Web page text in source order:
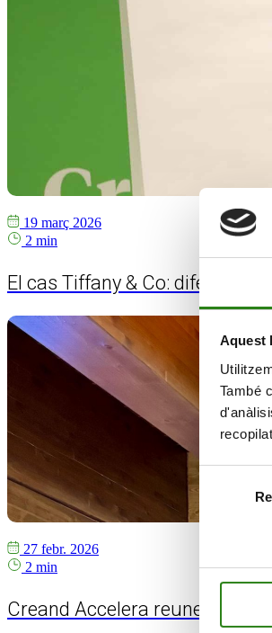
Aquest
També
Selecció
19 març 2026
2 min
El cas Tiffany & Co:
27 febr. 2026
2 min
Creand Accelera reuneix més